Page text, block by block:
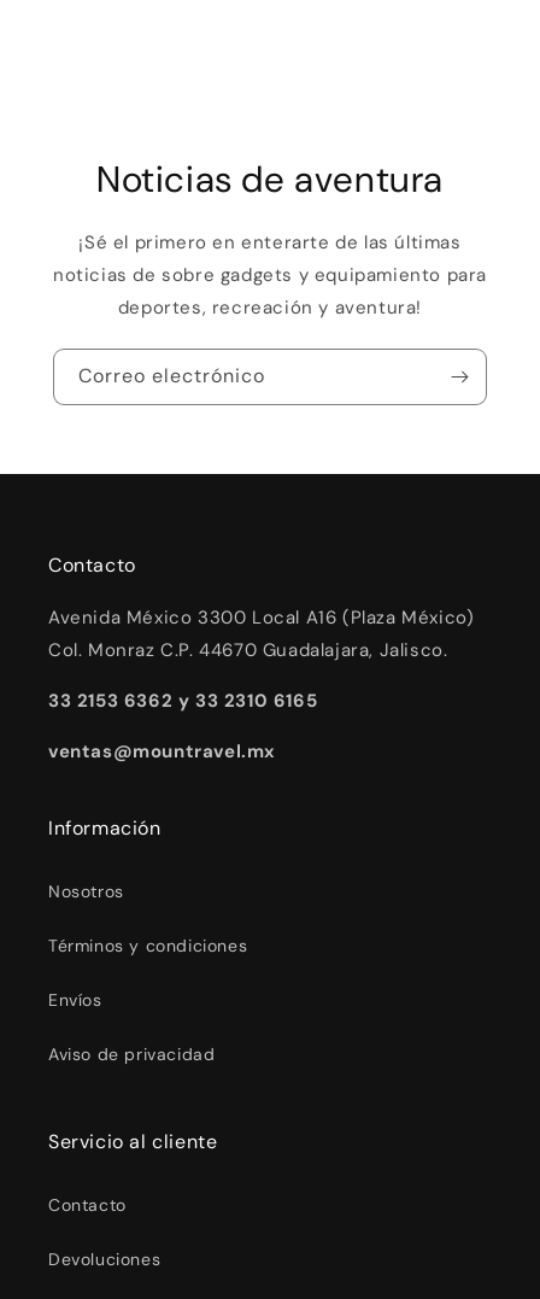
Noticias de aventura
¡Sé el primero en enterarte de las últimas
noticias de sobre gadgets y equipamiento para
deportes, recreación y aventura!
Correo electrónico
Contacto
Avenida México 3300 Local A16 (Plaza México)
Col. Monraz C.P. 44670 Guadalajara, Jalisco.
33 2153 6362 y 33 2310 6165
ventas@mountravel.mx
Información
Nosotros
Términos y condiciones
Envíos
Aviso de privacidad
Servicio al cliente
Contacto
Devoluciones